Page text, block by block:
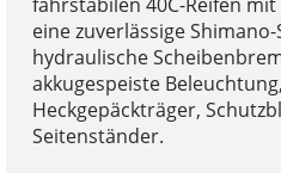
eine zuverlässige
hydraulische
akkugespeiste
Heckgepäckträger,
Seitenständer.